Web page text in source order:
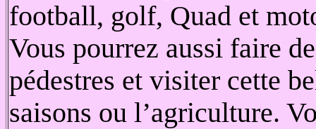
football, golf, Quad et
Vous pourrez aussi faire
pédestres et visiter cette
saisons ou l’agriculture.